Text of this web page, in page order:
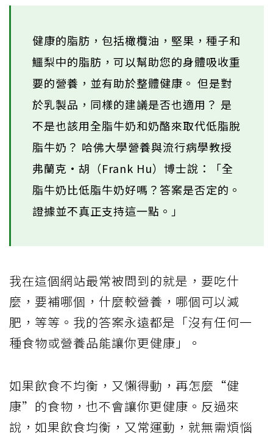
健康的脂肪，包括橄欖油，堅果，種子和
鱷梨中的脂肪，可以幫助您的身體吸收重
要的營養，並有助於整體健康。 但是對
於乳製品，同樣的建議是否也適用？ 是
不是也該用全脂牛奶和奶酪來取代低脂脫
脂牛奶？ 哈佛大學營養與流行病學教授
弗蘭克·胡（Frank Hu）博士說：「全
脂牛奶比低脂牛奶好嗎？答案是否定的。
證據並不真正支持這一點。」
我在這個網站最常被問到的就是，要吃什
麼，要補哪個，什麼較營養，哪個可以減
肥，等等。我的答案永遠都是「沒有任何一
種食物或營養品能讓你更健康」。
如果飲食不均衡，又懶得動，再怎麼“健
康”的食物，也不會讓你更健康。反過來
說，如果飲食均衡，又常運動，就無需煩惱